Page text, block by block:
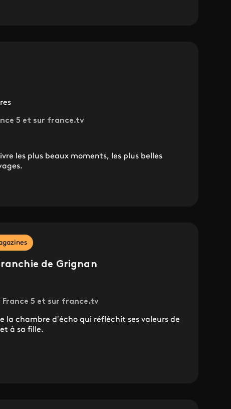
5 et sur france.tv
les plus beaux moments, les plus belles
de Grignan
France 5 et sur france.tv
la chambre d’écho qui réfléchit ses valeurs de
à sa fille.